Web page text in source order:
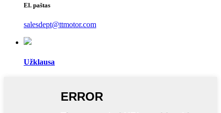
El. paštas
salesdept@ttmotor.com
Užklausa